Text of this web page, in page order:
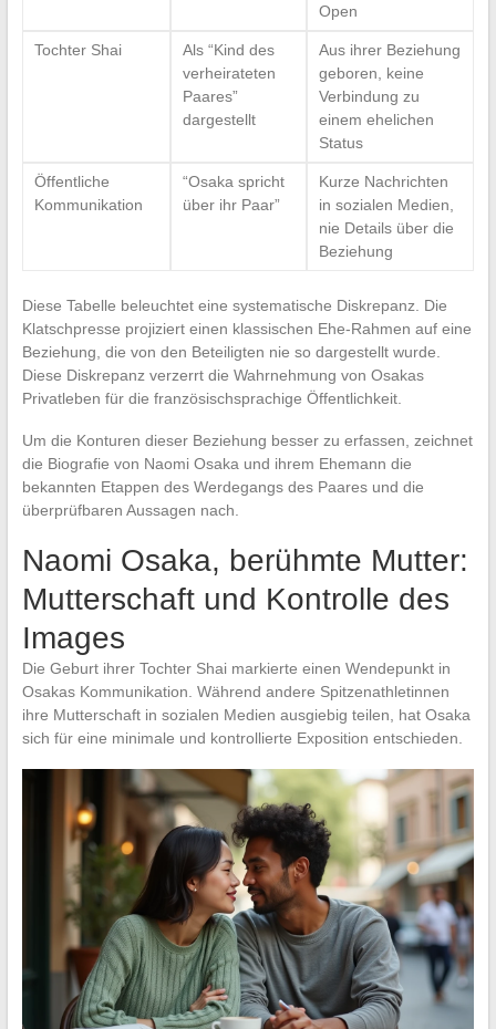
Open
Tochter Shai
Als “Kind des
verheirateten
Paares”
dargestellt
Aus ihrer Beziehung
geboren, keine
Verbindung zu
einem ehelichen
Status
Öffentliche
Kommunikation
“Osaka spricht
über ihr Paar”
Kurze Nachrichten
in sozialen Medien,
nie Details über die
Beziehung
Diese Tabelle beleuchtet eine systematische Diskrepanz. Die
Klatschpresse projiziert einen klassischen Ehe-Rahmen auf eine
Beziehung, die von den Beteiligten nie so dargestellt wurde.
Diese Diskrepanz verzerrt die Wahrnehmung von Osakas
Privatleben für die französischsprachige Öffentlichkeit.
Um die Konturen dieser Beziehung besser zu erfassen, zeichnet
die Biografie von Naomi Osaka und ihrem Ehemann die
bekannten Etappen des Werdegangs des Paares und die
überprüfbaren Aussagen nach.
Naomi Osaka, berühmte Mutter:
Mutterschaft und Kontrolle des
Images
Die Geburt ihrer Tochter Shai markierte einen Wendepunkt in
Osakas Kommunikation. Während andere Spitzenathletinnen
ihre Mutterschaft in sozialen Medien ausgiebig teilen, hat Osaka
sich für eine minimale und kontrollierte Exposition entschieden.